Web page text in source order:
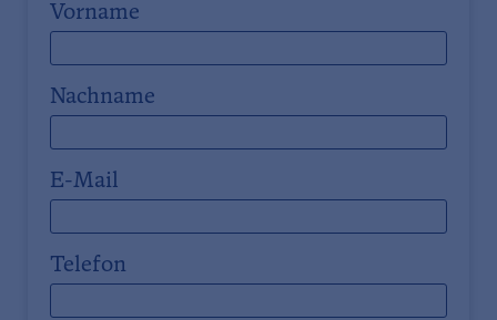
Vorname
Nachname
E-Mail
Telefon